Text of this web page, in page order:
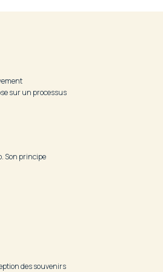
sur un processus
Son principe
des souvenirs